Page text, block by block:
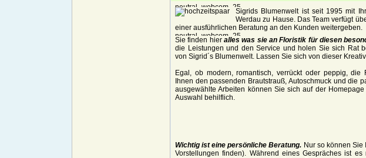
Sigrids Blumenwelt ist seit 1995 mit
Werdau zu Hause. Das Team verfügt
einer ausführlichen Beratung an den Kunden weitergeben.
Sie finden hier alles was sie an Floristik für diesen
die Leistungen und den Service und holen Sie sich Rat
von Sigrid´s Blumenwelt. Lassen Sie sich von dieser
Egal, ob modern, romantisch, verrückt oder peppig, die
Ihnen den passenden Brautstrauß, Autoschmuck und die
ausgewählte Arbeiten können Sie sich auf der
Auswahl behilflich.
Wichtig ist eine persönliche Beratung. Nur so können
Vorstellungen finden). Während eines Gespräches ist